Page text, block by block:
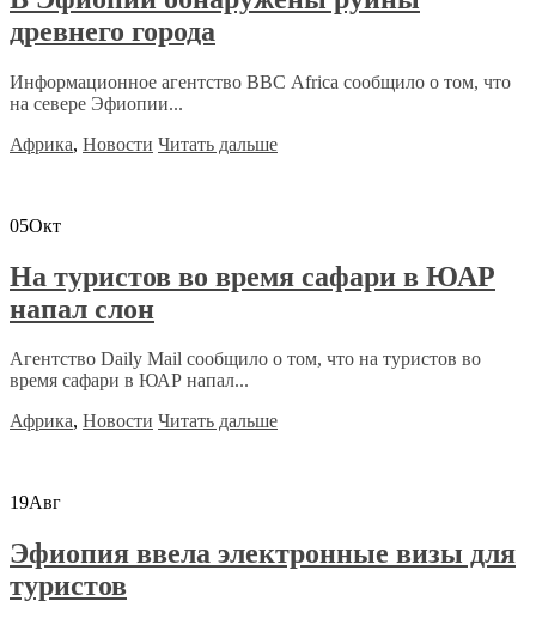
древнего города
Информационное агентство ВВС Africa сообщило о том, что
на севере Эфиопии...
Африка, Новости Читать дальше
05Окт
На туристов во время сафари в ЮАР
напал слон
Агентство Daily Mail сообщило о том, что на туристов во
время сафари в ЮАР напал...
Африка, Новости Читать дальше
19Авг
Эфиопия ввела электронные визы для
туристов